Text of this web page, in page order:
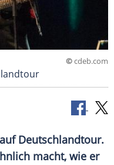
©cdeb.com
Deutschlandtour.
macht, wie er